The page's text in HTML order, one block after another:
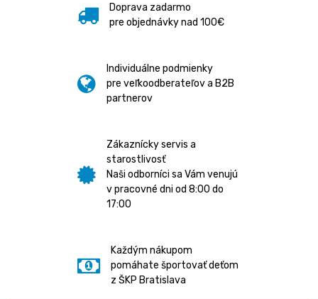
Doprava zadarmo
pre objednávky nad 100€
Individuálne podmienky
pre veľkoodberateľov a B2B
partnerov
Zákaznícky servis a
starostlivosť
Naši odborníci sa Vám venujú
v pracovné dni od 8:00 do
17:00
Každým nákupom
pomáhate športovať deťom
z ŠKP Bratislava